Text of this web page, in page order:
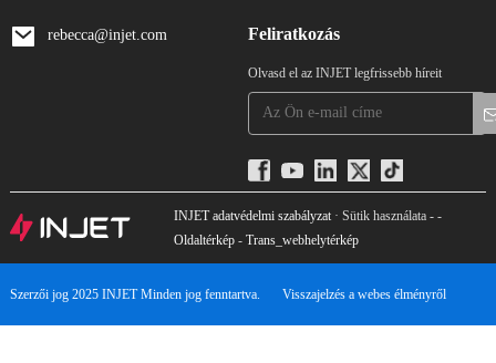
rebecca@injet.com Feliratkozás
Olvasd el az INJET legfrissebb híreit
INJET adatvédelmi szabályzat · Sütik használata - -
Oldaltérkép -Trans_webhelytérkép
Szerzői jog 2025 INJET Minden jog fenntartva. Visszajelzés a webes élményről